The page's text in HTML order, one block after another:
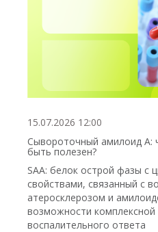
15.07.2026 12:00
Сывороточный амилоид А:
быть полезен?
SAA: белок острой фазы с
свойствами, связанный с
атеросклерозом и
возможности комплексной
воспалительного ответа